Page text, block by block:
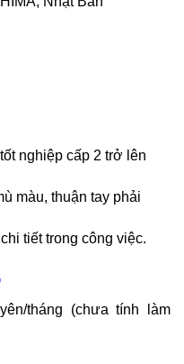
nghiệp cấp 2 trở lên
màu, thuận tay phải
tiết trong công việc.
tháng (chưa tính làm